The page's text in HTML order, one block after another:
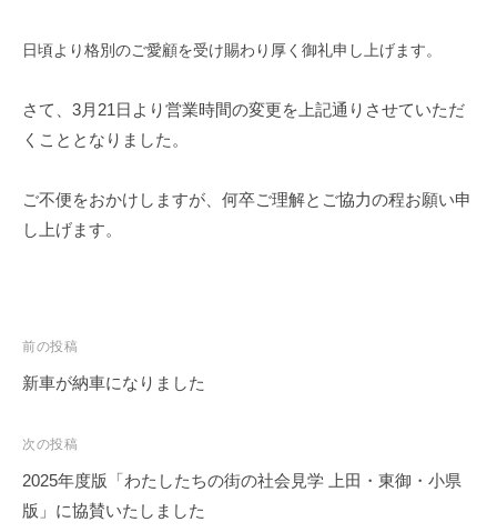
日頃より格別のご愛顧を受け賜わり厚く御礼申し上げます。
さて、3月21日より営業時間の変更を上記通りさせていただ
くこととなりました。
ご不便をおかけしますが、何卒ご理解とご協力の程お願い申
し上げます。
投
稿
ビ
ゲ
ー
前の投稿
新車が納車になりました
次の投稿
2025年度版「わたしたちの街の社会見学 上田・東御・小県
版」に協賛いたしました